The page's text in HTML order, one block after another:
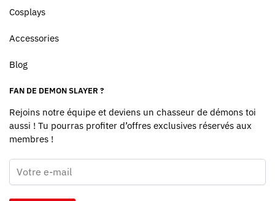
Cosplays
Accessories
Blog
FAN DE DEMON SLAYER ?
Rejoins notre équipe et deviens un chasseur de démons toi
aussi ! Tu pourras profiter d’offres exclusives réservés aux
membres !